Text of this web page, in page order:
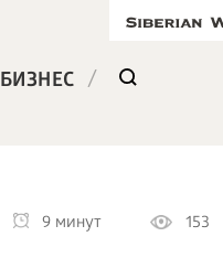
БИЗНЕС /
9 минут 153